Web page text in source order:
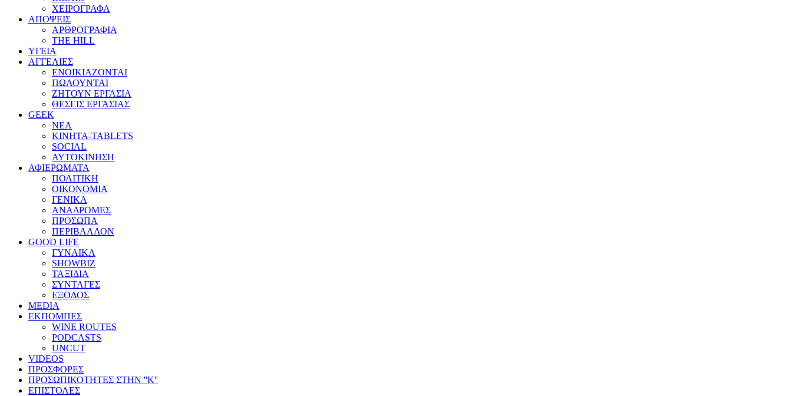
ΧΕΙΡΟΓΡΑΦΑ
ΑΠΟΨΕΙΣ
ΑΡΘΡΟΓΡΑΦΙΑ
THE HILL
ΥΓΕΙΑ
ΑΓΓΕΛΙΕΣ
ΕΝΟΙΚΙΑΖΟΝΤΑΙ
ΠΩΛΟΥΝΤΑΙ
ΖΗΤΟΥΝ ΕΡΓΑΣΙΑ
ΘΕΣΕΙΣ ΕΡΓΑΣΙΑΣ
GEEK
ΝΕΑ
ΚΙΝΗΤΑ-TABLETS
SOCIAL
ΑΥΤΟΚΙΝΗΣΗ
ΑΦΙΕΡΩΜΑΤΑ
ΠΟΛΙΤΙΚΗ
ΟΙΚΟΝΟΜΙΑ
ΓΕΝΙΚΑ
ΑΝΑΔΡΟΜΕΣ
ΠΡΟΣΩΠΑ
ΠΕΡΙΒΑΛΛΟΝ
GOOD LIFE
ΓΥΝΑΙΚΑ
SHOWBIZ
ΤΑΞΙΔΙΑ
ΣΥΝΤΑΓΕΣ
ΕΞΟΔΟΣ
MEDIA
ΕΚΠΟΜΠΕΣ
WINE ROUTES
PODCASTS
UNCUT
VIDEOS
ΠΡΟΣΦΟΡΕΣ
ΠΡΟΣΩΠΙΚΟΤΗΤΕΣ ΣΤΗΝ ''Κ''
ΕΠΙΣΤΟΛΕΣ